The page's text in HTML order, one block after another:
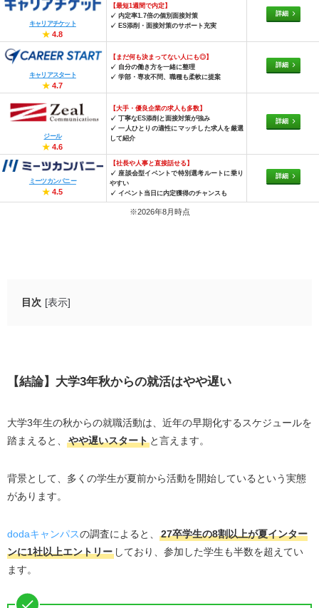
キャリアチケット
★ 4.8
【最短1週間で内定】
✓ 内定率1.7倍の個別面接対策
✓ ES添削・面接対策のサポート充実
詳細
キャリアスタート
★ 4.7
【まだ何も決まってない人にも◎】
✓ 自分の働き方を一緒に整理
✓ 学部・専攻不問、職種も柔軟に提案
詳細
ジール
★ 4.6
【大手・優良企業の求人も多数】
✓ 丁寧なES添削と面接対策が強み
✓ 一人ひとりの適性にマッチした求人を厳選
して紹介
詳細
ミーツカンパニー
★ 4.5
【社長や人事と直接話せる】
✓ 座談会型イベントで特別選考ルートに乗り
やすい
✓ イベント当日に内定獲得のチャンスも
詳細
※2026年8月時点
目次 [表示]
すでに早期選考・本選考が行われている企業に乗り
夏インターンに参加した就活生と比べて出遅れてい
る
れる可能性がある
大学3年秋からの就活スケジュール
て進める
【10月～2月】秋冬インターンや説明会に参加し、企
【結論】大学3年秋からの就活はやや遅い
大学3年生の秋からの就職活動は、近年の早期化するスケジュールを
踏まえると、
やや遅いスタートと言えます。
背景として、多くの学生が夏前から活動を開始しているという実態
があります。
dodaキャンパスの調査によると、
27卒学生の8割以上が夏インター
ンに1社以上エントリーしており、参加した学生も半数を超えてい
ます。